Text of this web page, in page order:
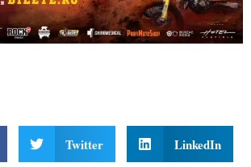
Twitter LinkedIn